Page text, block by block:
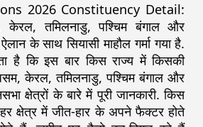
2026 Constituency Detail:
केरल, तमिलनाडु, पश्चिम बंगाल और
के साथ सियासी माहौल गर्मा गया है.
है कि इस बार किस राज्य में किसकी
केरल, तमिलनाडु, पश्चिम बंगाल और
क्षेत्रों के बारे में पूरी जानकारी. किस
क्षेत्र में जीत-हार के अपने फैक्टर होते